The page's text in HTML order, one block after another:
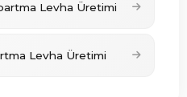
Levha Üretimi
Levha Üretimi